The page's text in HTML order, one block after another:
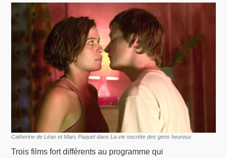
Catherine de Léan et Marc Paquet dans La vie secrète des gens heureux
Trois films fort différents au programme qui